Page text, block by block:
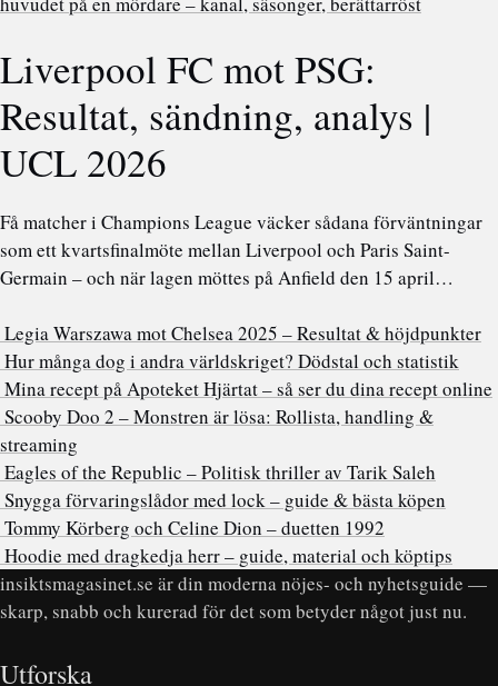
Liverpool FC mot PSG:
Resultat, sändning, analys |
UCL 2026
Få matcher i Champions League väcker sådana förväntningar
som ett kvartsfinalmöte mellan Liverpool och Paris Saint-
Germain – och när lagen möttes på Anfield den 15 april…
Legia Warszawa mot Chelsea 2025 – Resultat & höjdpunkter
Hur många dog i andra världskriget? Dödstal och statistik
Mina recept på Apoteket Hjärtat – så ser du dina recept online
Scooby Doo 2 – Monstren är lösa: Rollista, handling &
streaming
Eagles of the Republic – Politisk thriller av Tarik Saleh
Snygga förvaringslådor med lock – guide & bästa köpen
Tommy Körberg och Celine Dion – duetten 1992
Hoodie med dragkedja herr – guide, material och köptips
insiktsmagasinet.se är din moderna nöjes- och nyhetsguide —
skarp, snabb och kurerad för det som betyder något just nu.
Utforska